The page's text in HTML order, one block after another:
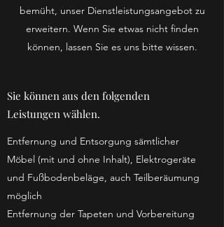
bemüht, unser Dienstleistungsangebot zu
erweitern. Wenn Sie etwas nicht finden
können, lassen Sie es uns bitte wissen.
Sie können aus den folgenden
Leistungen wählen.
Entfernung und Entsorgung sämtlicher
Möbel (mit und ohne Inhalt), Elektrogeräte
und Fußbodenbeläge, auch Teilberäumung
möglich
Entfernung der Tapeten und Vorbereitung